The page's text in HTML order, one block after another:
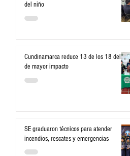
del niño
Cundinamarca reduce 13 de los 18 delitos
de mayor impacto
SE graduaron técnicos para atender
incendios, rescates y emergencias